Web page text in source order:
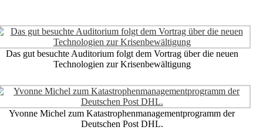
Das gut besuchte Auditorium folgt dem Vortrag über die neuen
Technologien zur Krisenbewältigung
Yvonne Michel zum Katastrophenmanagementprogramm der
Deutschen Post DHL.